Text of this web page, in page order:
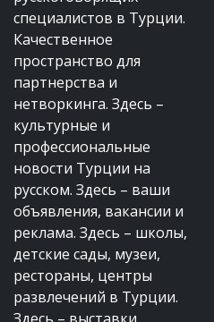
специалистов в Турции.
Качественное
пространство для
партнерства и
нетворкинга. Здесь –
культурные и
профессиональные
новости Турции на
русском. Здесь – ваши
объявления, вакансии и
реклама. Здесь – школы,
детские сады, музеи,
рестораны, центры
развлечений в Турции.